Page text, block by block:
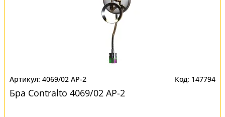
4069/02 AP-2 147794
Бра Contralto 4069/02 AP-2